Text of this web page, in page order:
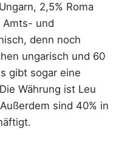
2,5% Roma
Amts- und
denn noch
ungarisch und 60
gibt sogar eine
Währung ist Leu
sind 40% in